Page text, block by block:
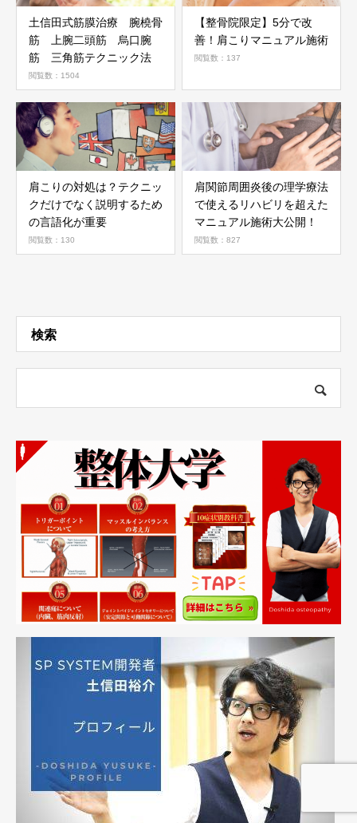
土信田式筋膜治療 腕橈骨
筋 上腕二頭筋 烏口腕
筋 三角筋テクニック法
閲覧数：1504
【整骨院限定】5分で改
善！肩こりマニュアル施術
閲覧数：137
肩こりの対処は？テクニッ
クだけでなく説明するため
の言語化が重要
閲覧数：130
肩関節周囲炎後の理学療法
で使えるリハビリを超えた
マニュアル施術大公開！
閲覧数：827
検索
一日完結型のお申し込みはこちら お問い合わせ